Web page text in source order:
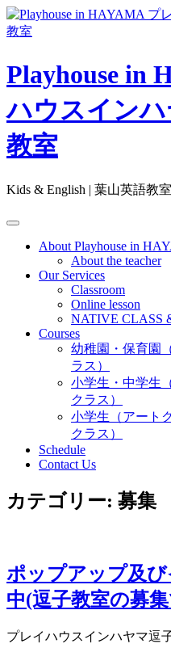
Skip
to
content
Playhouse in
ハウスイン
教室
Kids & English | 葉山英語教
About Playhouse in
About the teacher
Our Services
Classroom
Online lesson
NATIVE CLASS
Courses
幼稚園・保育園
ラス）
小学生・中学生
クラス）
小学生（アート
クラス）
Schedule
Contact Us
カテゴリー: 募集
ポップアップ及
中(逗子教室の募集
プレイハウスインハヤマ逗